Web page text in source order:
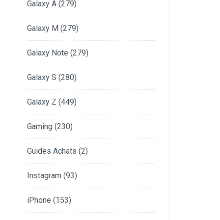
Galaxy A (279)
Galaxy M (279)
Galaxy Note (279)
Galaxy S (280)
Galaxy Z (449)
Gaming (230)
Guides Achats (2)
Instagram (93)
iPhone (153)